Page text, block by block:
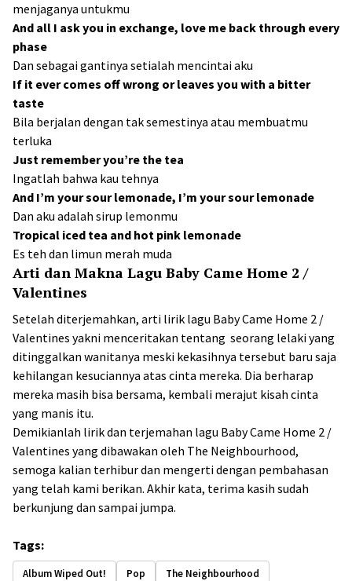
menjaganya untukmu
And all I ask you in exchange, love me back through every
phase
Dan sebagai gantinya setialah mencintai aku
If it ever comes off wrong or leaves you with a bitter
taste
Bila berjalan dengan tak semestinya atau membuatmu
terluka
Just remember you’re the tea
Ingatlah bahwa kau tehnya
And I’m your sour lemonade, I’m your sour lemonade
Dan aku adalah sirup lemonmu
Tropical iced tea and hot pink lemonade
Es teh dan limun merah muda
Arti dan Makna Lagu Baby Came Home 2 /
Valentines
Setelah diterjemahkan, arti lirik lagu Baby Came Home 2 /
Valentines yakni menceritakan tentang seorang lelaki yang
ditinggalkan wanitanya meski kekasihnya tersebut baru saja
kehilangan kesuciannya atas cinta mereka. Dia berharap
mereka masih bisa bersama, kembali merajut kisah cinta
yang manis itu.
Demikianlah lirik dan terjemahan lagu Baby Came Home 2 /
Valentines yang dibawakan oleh The Neighbourhood,
semoga kalian terhibur dan mengerti dengan pembahasan
yang telah kami berikan. Akhir kata, terima kasih sudah
berkunjung dan sampai jumpa.
Tags:
Album Wiped Out! Pop The Neighbourhood